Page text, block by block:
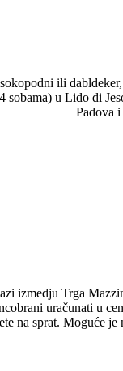
ili
sobama) u Lido di
Padova
izmedju Trga
uračunati u
na sprat. Moguće